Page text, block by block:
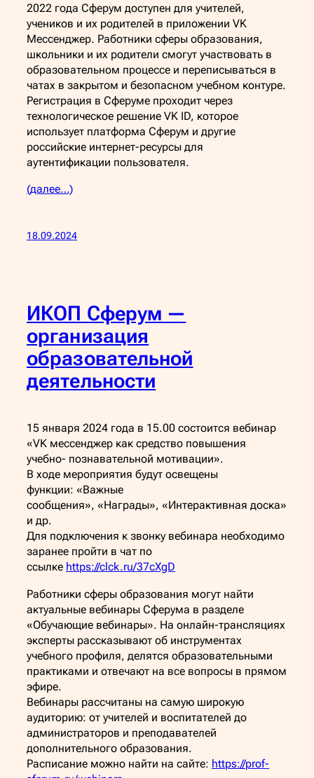
2022 года Сферум доступен для учителей,
учеников и их родителей в приложении VK
Мессенджер. Работники сферы образования,
школьники и их родители смогут участвовать в
образовательном процессе и переписываться в
чатах в закрытом и безопасном учебном контуре.
Регистрация в Сферуме проходит через
технологическое решение VK ID, которое
использует платформа Сферум и другие
российские интернет-ресурсы для
аутентификации пользователя.
(далее…)
18.09.2024
ИКОП Сферум —
организация
образовательной
деятельности
15 января 2024 года в 15.00 состоится вебинар
«VK мессенджер как средство повышения
учебно- познавательной мотивации».
В ходе мероприятия будут освещены
функции: «Важные
сообщения», «Награды», «Интерактивная доска»
и др.
Для подключения к звонку вебинара необходимо
заранее пройти в чат по
ссылке https://clck.ru/37cXgD
Работники сферы образования могут найти
актуальные вебинары Сферума в разделе
«Обучающие вебинары». На онлайн-трансляциях
эксперты рассказывают об инструментах
учебного профиля, делятся образовательными
практиками и отвечают на все вопросы в прямом
эфире.
Вебинары рассчитаны на самую широкую
аудиторию: от учителей и воспитателей до
администраторов и преподавателей
дополнительного образования.
Расписание можно найти на сайте: https://prof-